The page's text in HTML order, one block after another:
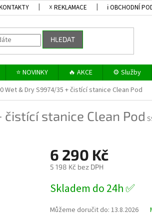
☓ REKLAMACE ℹ OBCHODNÍ
HLEDAT
⭐ NOVINKY 🔥 AKCE ⚙️ Služby
Wet & Dry S9974/35+ čistící stanice Clean Pod
čistící stanice Clean Pod
6 290 Kč
5 198 Kč bez DPH
cena:
Skladem do 24h ✅
Můžeme doručit do: 13.8.2026